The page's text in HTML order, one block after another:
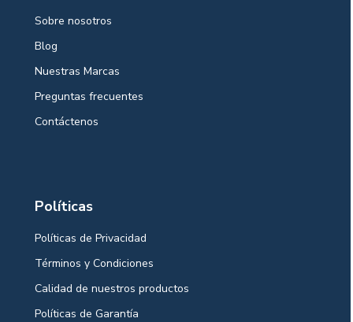
Sobre nosotros
Blog
Nuestras Marcas
Preguntas frecuentes
Contáctenos
Políticas
Políticas de Privacidad
Términos y Condiciones
Calidad de nuestros productos
Políticas de Garantía